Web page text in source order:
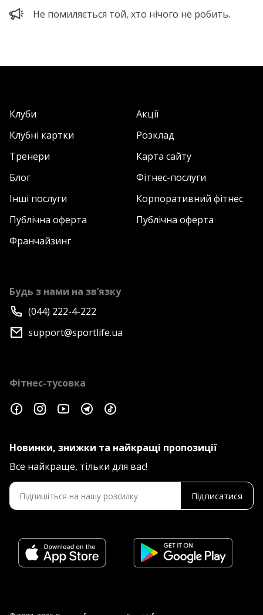
Не помиляється той, хто нічого не робить.
Клуби
Акції
Клубні картки
Розклад
Тренери
Карта сайту
Блог
Фітнес-послуги
Інші послуги
Корпоративний фітнес
Публічна оферта
Публічна оферта
Франчайзинг
Будь з нами на зв’язку
(044) 222-4-222
support@sportlife.ua
Фітнес-тусовка
Новинки, знижки та найкращі пропозиції
Все найкраще, тільки для вас!
Підписатися